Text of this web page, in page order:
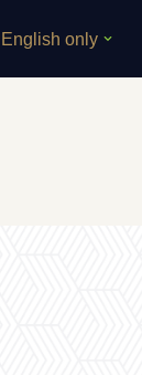
English only